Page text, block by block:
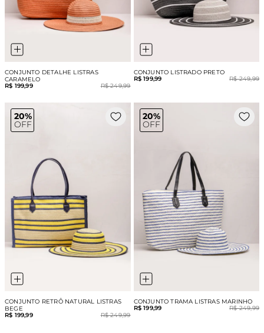
CONJUNTO DETALHE LISTRAS
CARAMELO
R$ 199,99
R$ 249,99
CONJUNTO LISTRADO PRETO
R$ 199,99
R$ 249,99
20%
OFF
CONJUNTO RETRÔ NATURAL LISTRAS
BEGE
R$ 199,99
R$ 249,99
20%
OFF
CONJUNTO TRAMA LISTRAS MARINHO
R$ 199,99
R$ 249,99